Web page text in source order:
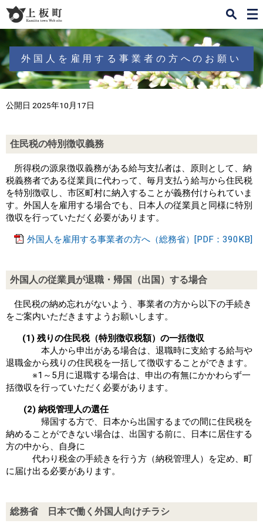
ュ
外国人を雇用する事業者の方へのお願い
公開日 2025年10月17日
住民税の特別徴収義務
所得税の源泉徴収義務がある給与支払者は、原則として、納
税義務者である従業員に代わって、毎月支払う給与から住民税
を特別徴収し、市区町村に納入することが義務付けられていま
す。外国人を雇用する場合でも、日本人の従業員と同様に特別
徴収を行っていただく必要があります。
外国人を雇用する事業者の方へ（総務省）[PDF：390KB]
外国人の従業員が退職・帰国（出国）する場合
住民税の納め忘れがないよう、事業者の方から以下の手続き
をご案内いただきますようお願いします。
(1) 残りの住民税（特別徴収税額）の一括徴収
本人から申出がある場合は、退職時に支給する給与や
退職金から残りの住民税を一括して徴収することができます。
※1～5月に退職する場合は、申出の有無にかかわらず一
括徴収を行っていただく必要があります。
(2) 納税管理人の選任
帰国する方で、日本から出国するまでの間に住民税を
納めることができない場合は、出国する前に、日本に居住する
方の中から、自身に
代わり税金の手続きを行う方（納税管理人）を定め、町
に届け出る必要があります。
総務省 日本で働く外国人向けチラシ